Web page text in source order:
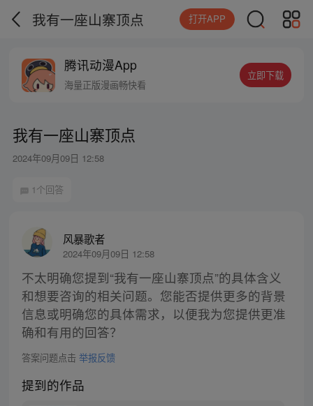
我有一座山寨顶点 打开APP
腾讯动漫App
海量正版漫画畅快看
立即下载
我有一座山寨顶点
2024年09月09日 12:58
1个回答
风暴歌者
2024年09月09日 12:58
不太明确您提到“我有一座山寨顶点”的具体含义
和想要咨询的相关问题。您能否提供更多的背景
信息或明确您的具体需求，以便我为您提供更准
确和有用的回答？
答案问题点击 举报反馈
提到的作品